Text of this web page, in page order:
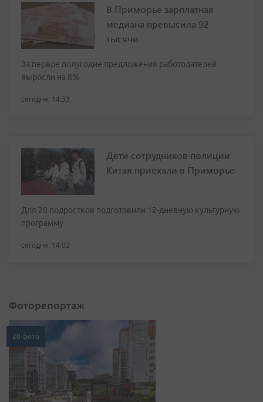
В Приморье зарплатная
медиана превысила 92
тысячи
За первое полугодие предложения работодателей
выросли на 8%
сегодня, 14:33
Дети сотрудников полиции
Китая приехали в Приморье
Для 20 подростков подготовили 12-дневную культурную
программу
сегодня, 14:02
Фоторепортаж
20 фото